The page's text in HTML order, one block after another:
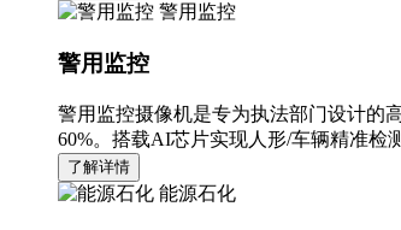
警用监控
警用监控
警用监控摄像机是专为执法部门设计的
60%。搭载AI芯片实现人形/车辆精准检
了解详情
能源石化